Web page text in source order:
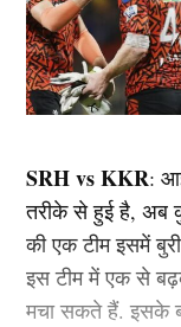
SRH vs KKR:
तरीके से हुई है, अब
की एक टीम इसमें
इस टीम में एक से
मचा सकते हैं. इसके